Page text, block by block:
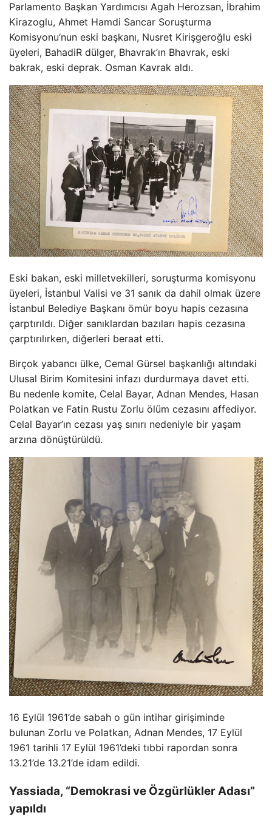
Parlamento Başkan Yardımcısı Agah Herozsan, İbrahim
Kirazoglu, Ahmet Hamdi Sancar Soruşturma
Komisyonu’nun eski başkanı, Nusret Kirişgeroğlu eski
üyeleri, BahadiR dülger, Bhavrak’ın Bhavrak, eski
bakrak, eski deprak. Osman Kavrak aldı.
Eski bakan, eski milletvekilleri, soruşturma komisyonu
üyeleri, İstanbul Valisi ve 31 sanık da dahil olmak üzere
İstanbul Belediye Başkanı ömür boyu hapis cezasına
çarptırıldı. Diğer sanıklardan bazıları hapis cezasına
çarptırılırken, diğerleri beraat etti.
Birçok yabancı ülke, Cemal Gürsel başkanlığı altındaki
Ulusal Birim Komitesini infazı durdurmaya davet etti.
Bu nedenle komite, Celal Bayar, Adnan Mendes, Hasan
Polatkan ve Fatin Rustu Zorlu ölüm cezasını affediyor.
Celal Bayar’ın cezası yaş sınırı nedeniyle bir yaşam
arzına dönüştürüldü.
16 Eylül 1961’de sabah o gün intihar girişiminde
bulunan Zorlu ve Polatkan, Adnan Mendes, 17 Eylül
1961 tarihli 17 Eylül 1961’deki tıbbi rapordan sonra
13.21’de 13.21’de idam edildi.
Yassiada, “Demokrasi ve Özgürlükler Adası”
yapıldı